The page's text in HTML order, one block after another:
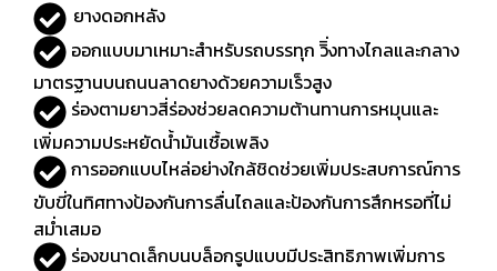
ยางดอกหลัง
ออกแบบมาเหมาะสำหรับรถบรรทุก วิิ่งทางไกลและกลาง
มาตรฐานบนถนนลาดยางด้วยความเร็วสูง
ร่องตามยาวสี่ร่องช่วยลดความต้านทานการหมุนและ
เพิ่มความประหยัดน้ำมันเชื้อเพลิง
การออกแบบไหล่อย่างใกล้ชิดช่วยเพิ่มประสบการณ์การ
ขับขี่ในทิศทางป้องกันการลื่นไถลและป้องกันการสึกหรอที่ไม่
สม่ำเสมอ
ร่องขนาดเล็กบนบล็อกรูปแบบมีประสิทธิภาพเพิ่มการ